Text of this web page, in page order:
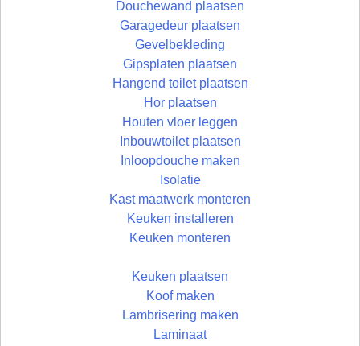
Douchewand plaatsen
Garagedeur plaatsen
Gevelbekleding
Gipsplaten plaatsen
Hangend toilet plaatsen
Hor plaatsen
Houten vloer leggen
Inbouwtoilet plaatsen
Inloopdouche maken
Isolatie
Kast maatwerk monteren
Keuken installeren
Keuken monteren
Keuken plaatsen
Koof maken
Lambrisering maken
Laminaat